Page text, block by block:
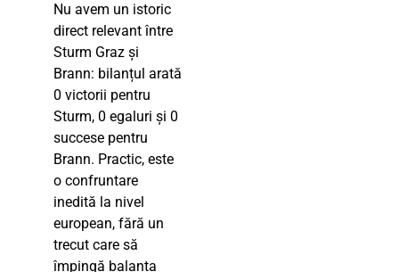
Nu avem un istoric
direct relevant între
Sturm Graz și
Brann: bilanțul arată
0 victorii pentru
Sturm, 0 egaluri și 0
succese pentru
Brann. Practic, este
o confruntare
inedită la nivel
european, fără un
trecut care să
împingă balanța